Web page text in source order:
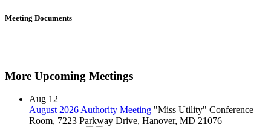
Meeting Documents
More Upcoming Meetings
Aug 12
August 2026 Authority Meeting "Miss Utility" Conference
Room, 7223 Parkway Drive, Hanover, MD 21076